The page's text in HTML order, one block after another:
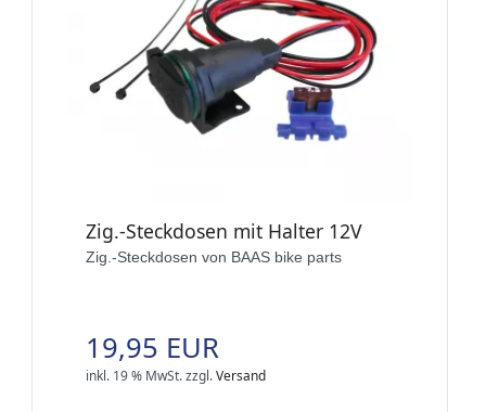
Zig.-Steckdosen mit Halter 12V
Zig.-Steckdosen von BAAS bike parts
19,95 EUR
inkl. 19 % MwSt.zzgl.Versand